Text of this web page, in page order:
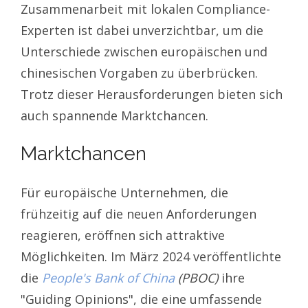
Zusammenarbeit mit lokalen Compliance-
Experten ist dabei unverzichtbar, um die
Unterschiede zwischen europäischen und
chinesischen Vorgaben zu überbrücken.
Trotz dieser Herausforderungen bieten sich
auch spannende Marktchancen.
Marktchancen
Für europäische Unternehmen, die
frühzeitig auf die neuen Anforderungen
reagieren, eröffnen sich attraktive
Möglichkeiten. Im März 2024 veröffentlichte
die People's Bank of China(PBOC)ihre
"Guiding Opinions", die eine umfassende